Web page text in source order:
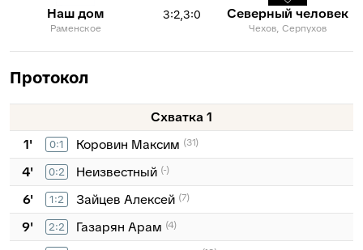
Наш дом
Раменское
3:2 3:0 Северный человек
Чехов, Серпухов
Протокол
Схватка 1
1'
0:1 Коровин Максим (31)
4' 0:2 Неизвестный (-)
Зайцев Алексей (7)
1:2
6'
Газарян Арам (4)
2:2
9'